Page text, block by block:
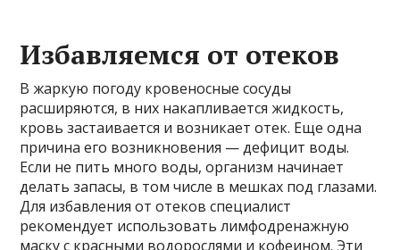
Избавляемся от отеков
В жаркую погоду кровеносные сосуды
расширяются, в них накапливается жидкость,
кровь застаивается и возникает отек. Еще одна
причина его возникновения — дефицит воды.
Если не пить много воды, организм начинает
делать запасы, в том числе в мешках под глазами.
Для избавления от отеков специалист
рекомендует использовать лимфодренажную
маску с красными водорослями и кофеином. Эти